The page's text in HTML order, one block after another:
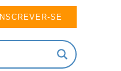
INSCREVER-SE